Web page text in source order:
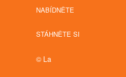
NABÍDNĚTE
STÁHNĚTE SI
© La